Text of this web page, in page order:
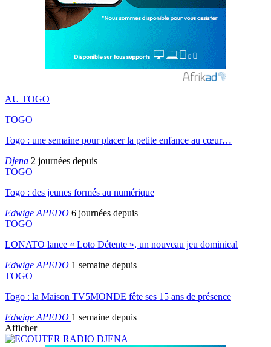
AU TOGO
TOGO
Togo : une semaine pour placer la petite enfance au cœur…
Djena 2 journées depuis
TOGO
Togo : des jeunes formés au numérique
Edwige APEDO 6 journées depuis
TOGO
LONATO lance « Loto Détente », un nouveau jeu dominical
Edwige APEDO 1 semaine depuis
TOGO
Togo : la Maison TV5MONDE fête ses 15 ans de présence
Edwige APEDO 1 semaine depuis
Afficher +